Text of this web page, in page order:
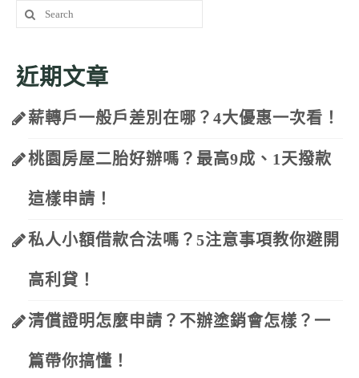
Search
for:
近期文章
薪轉戶一般戶差別在哪？4大優惠一次看！
桃園房屋二胎好辦嗎？最高9成、1天撥款
這樣申請！
私人小額借款合法嗎？5注意事項教你避開
高利貸！
清償證明怎麼申請？不辦塗銷會怎樣？一
篇帶你搞懂！